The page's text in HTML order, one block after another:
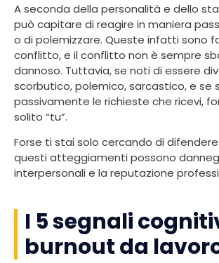
A seconda della personalità e dello
può capitare di reagire in maniera
o di polemizzare. Queste infatti sono
conflitto, e il conflitto non è sempre
dannoso. Tuttavia, se noti di essere
scorbutico, polemico, sarcastico, e se
passivamente le richieste che ricevi,
solito “tu”.
Forse ti stai solo cercando di
questi atteggiamenti possono
interpersonali e la reputazione
I 5 segnali
burnout da